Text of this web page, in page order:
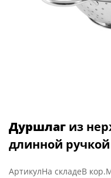
Дуршлаг из
длинной
АртикулНа складеВ кор.